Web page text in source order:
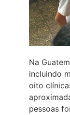
Na
incluindo
oito
pessoas